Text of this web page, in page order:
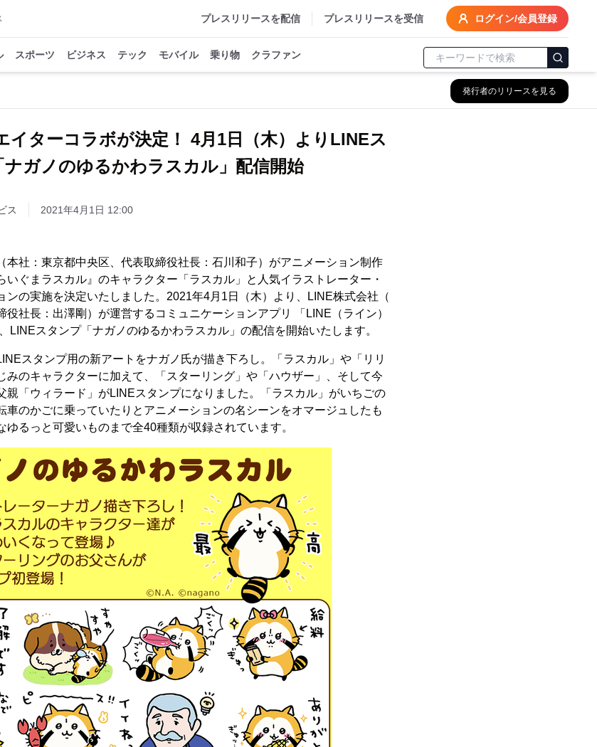
プレスリリースを配信 プレスリリースを受信 ログイン/会員登録
スポーツ ビジネス テック モバイル 乗り物 クラファン
発行者のリリースを見る
イターコラボが決定！ 4月1日（木）よりLINEス
ナガノのゆるかわラスカル」配信開始
ス 2021年4月1日 12:00
本社：東京都中央区、代表取締役社長：石川和子）がアニメーション制作
いぐまラスカル』のキャラクター「ラスカル」と人気イラストレーター・
ンの実施を決定いたしました。2021年4月1日（木）より、LINE株式会社（
社長：出澤剛）が運営するコミュニケーションアプリ 「LINE（ライン）
LINEスタンプ「ナガノのゆるかわラスカル」の配信を開始いたします。
スタンプ用の新アートをナガノ氏が描き下ろし。「ラスカル」や「リリ
みのキャラクターに加えて、「スターリング」や「ハウザー」、そして今
親「ウィラード」がLINEスタンプになりました。「ラスカル」がいちごの
車のかごに乗っていたりとアニメーションの名シーンをオマージュしたも
るっと可愛いものまで全40種類が収録されています。